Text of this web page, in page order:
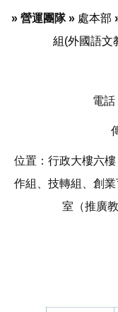
» 營運團隊 » 處本部
組(外國語文
電
位置：行政大樓六
作組、技轉組、創
室（推廣